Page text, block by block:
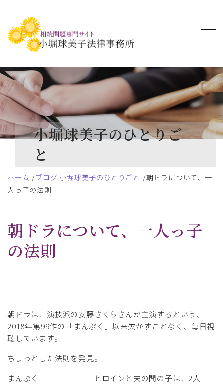
小堀球美子のひとりご
と
ホーム ブログ 小堀球美子のひとりごと
朝ドラについて、一
人っ子の法則
朝ドラについて、一人っ子
の法則
朝ドラは、演技派の安藤さくらさんが主演するという、
2018年第99作の「まんぷく」以来欠かすことなく、毎日視
聴しています。
ちょっとした法則を発見。
まんぷく ヒロインと夫の間の子は、2人